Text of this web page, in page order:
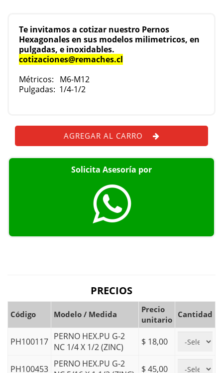
Te invitamos a cotizar nuestro Pernos
Hexagonales en sus modelos milimetricos, en
pulgadas, e inoxidables.
cotizaciones@remaches.cl
Métricos: M6-M12
Pulgadas: 1/4-1/2
AGREGAR AL CARRO
Solicita Asesoría por
PRECIOS
Código Modelo / Medida
Precio
unitario
Cantidad
PH100117 PERNO HEX.PU G-2
NC 1/4 X 1/2 (ZINC)
$ 18,00
PH100453 PERNO HEX.PU G-2
$ 45,00